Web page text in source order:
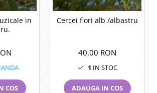
COS
Cercei flori alb /albastru
40,00 RON
1 IN STOC
ADAUGA IN COS